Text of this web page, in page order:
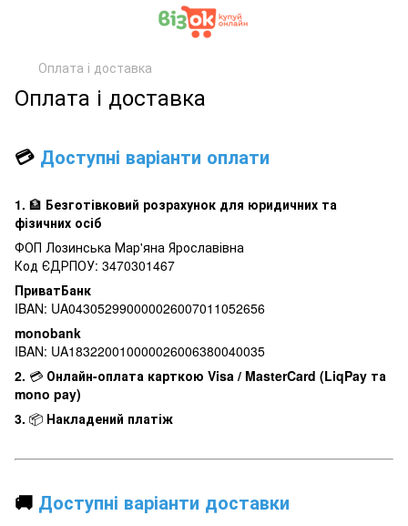
Оплата і доставка
Оплата і доставка
💳 Доступні варіанти оплати
1. 🏦 Безготівковий розрахунок для юридичних та
фізичних осіб
ФОП Лозинська Мар'яна Ярославівна
Код ЄДРПОУ: 3470301467
ПриватБанк
IBAN: UA043052990000026007011052656
monobank
IBAN: UA183220010000026006380040035
2. 💳 Онлайн-оплата карткою Visa / MasterCard (LiqPay та
mono pay)
3. 📦 Накладений платіж
🚚 Доступні варіанти доставки